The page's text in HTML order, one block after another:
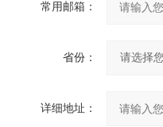
常用邮箱：
省份：
详细地址：